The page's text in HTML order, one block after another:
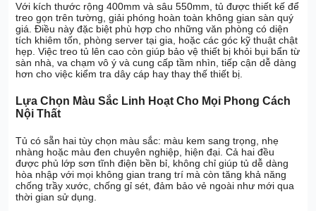
Với kích thước rộng 400mm và sâu 550mm, tủ được thiết kế để
treo gọn trên tường, giải phóng hoàn toàn không gian sàn quý
giá. Điều này đặc biệt phù hợp cho những văn phòng có diện
tích khiêm tốn, phòng server tại gia, hoặc các góc kỹ thuật chật
hẹp. Việc treo tủ lên cao còn giúp bảo vệ thiết bị khỏi bụi bẩn từ
sàn nhà, va chạm vô ý và cung cấp tầm nhìn, tiếp cận dễ dàng
hơn cho việc kiểm tra dây cáp hay thay thế thiết bị.
Lựa Chọn Màu Sắc Linh Hoạt Cho Mọi Phong Cách
Nội Thất
Tủ có sẵn hai tùy chọn màu sắc: màu kem sang trọng, nhẹ
nhàng hoặc màu đen chuyên nghiệp, hiện đại. Cả hai đều
được phủ lớp sơn tĩnh điện bền bỉ, không chỉ giúp tủ dễ dàng
hòa nhập với mọi không gian trang trí mà còn tăng khả năng
chống trầy xước, chống gỉ sét, đảm bảo vẻ ngoài như mới qua
thời gian sử dụng.